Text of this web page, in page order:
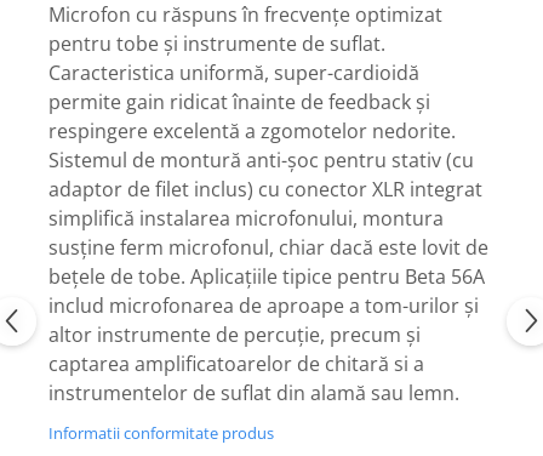
Microfoane
Accesorii pentru Microfoane
Headset-uri si lavaliere
Microfoane cu fir pentru live
Microfoane de captura
Microfoane pentru instrumente
Microfoane USB - Podcast, Gaming
Seturi de microfoane
Sisteme wireless
Mixere
Accesorii mixere
Mixere analogice
Mixere digitale
Mixere pentru DJ
Microfon cu răspuns în frecvențe optimizat
pentru tobe și instrumente de suflat.
Caracteristica uniformă, super-cardioidă
permite gain ridicat înainte de feedback și
respingere excelentă a zgomotelor nedorite.
Sistemul de montură anti-șoc pentru stativ (cu
adaptor de filet inclus) cu conector XLR integrat
simplifică instalarea microfonului, montura
susține ferm microfonul, chiar dacă este lovit de
bețele de tobe. Aplicațiile tipice pentru Beta 56A
includ microfonarea de aproape a tom-urilor și
altor instrumente de percuție, precum și
captarea amplificatoarelor de chitară si a
instrumentelor de suflat din alamă sau lemn.
Informatii conformitate produs